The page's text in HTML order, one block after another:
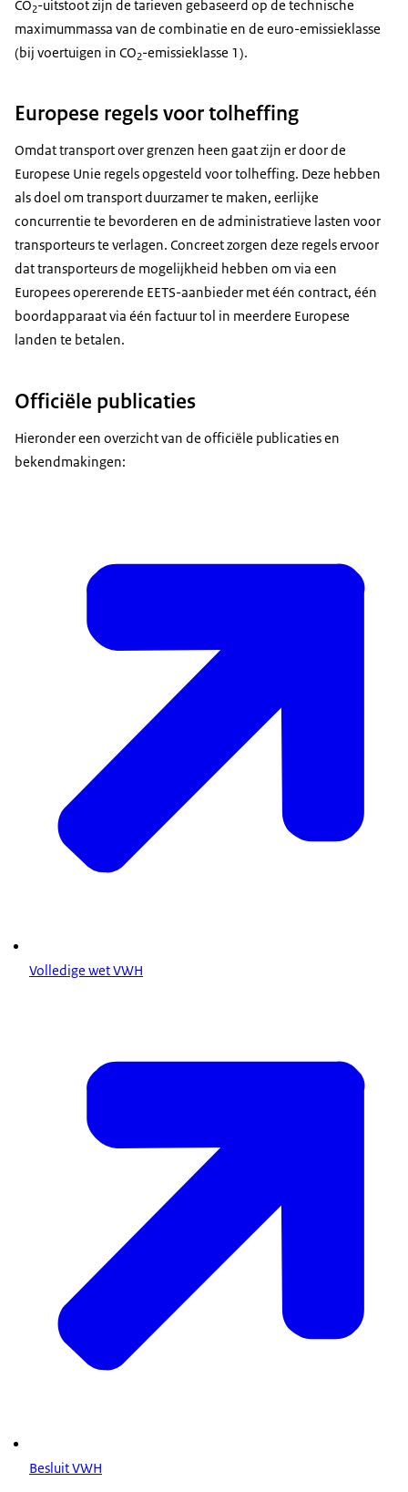
CO2-uitstoot zijn de tarieven gebaseerd op de technische
maximummassa van de combinatie en de euro-emissieklasse
(bij voertuigen in CO2-emissieklasse 1).
Europese regels voor tolheffing
Omdat transport over grenzen heen gaat zijn er door de
Europese Unie regels opgesteld voor tolheffing. Deze hebben
als doel om transport duurzamer te maken, eerlijke
concurrentie te bevorderen en de administratieve lasten voor
transporteurs te verlagen. Concreet zorgen deze regels ervoor
dat transporteurs de mogelijkheid hebben om via een
Europees opererende EETS-aanbieder met één contract, één
boordapparaat via één factuur tol in meerdere Europese
landen te betalen.
Officiële publicaties
Hieronder een overzicht van de officiële publicaties en
bekendmakingen:
Volledige wet VWH
Besluit VWH